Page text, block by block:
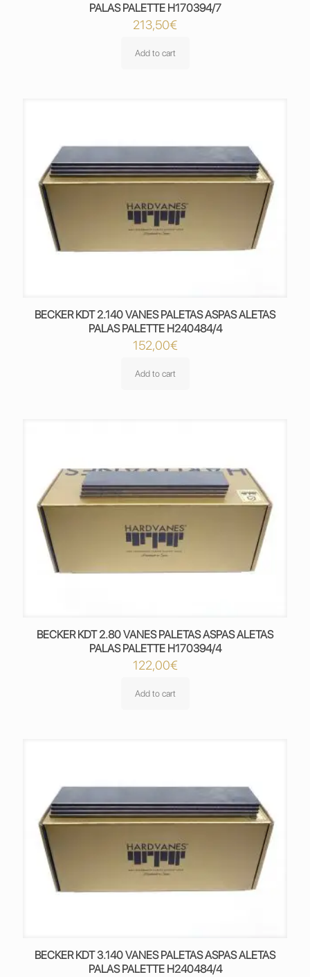
PALAS PALETTE H170394/7
213,50€
Add to cart
BECKER KDT 2.140 VANES PALETAS ASPAS ALETAS
PALAS PALETTE H240484/4
152,00€
Add to cart
BECKER KDT 2.80 VANES PALETAS ASPAS ALETAS
PALAS PALETTE H170394/4
122,00€
Add to cart
BECKER KDT 3.140 VANES PALETAS ASPAS ALETAS
PALAS PALETTE H240484/4